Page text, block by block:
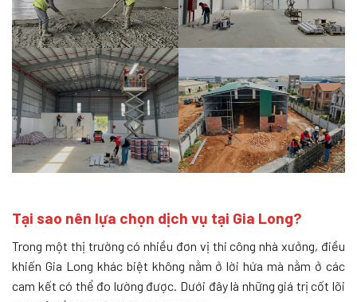
Tại sao nên lựa chọn dịch vụ tại Gia Long?
Trong một thị trường có nhiều đơn vị thi công nhà xưởng, điều
khiến Gia Long khác biệt không nằm ở lời hứa mà nằm ở các
cam kết có thể đo lường được. Dưới đây là những giá trị cốt lõi